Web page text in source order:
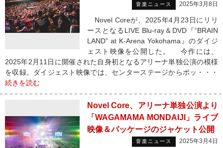
音楽ニュース 2025年3月8日
Novel Coreが、2025年4月23日にリリ
ースとなるLIVE Blu-ray＆DVD『“BRAIN
LAND” at K-Arena Yokohama』のダイジ
ェスト映像を公開した。 今作には、
2025年2月11日に開催された自身初となるアリーナ単独公演の模様
を収録。ダイジェスト映像では、センターステージからポッ・・・
続きを読む
Novel Core、アリーナ単独公演より
「WAGAMAMA MONDAIJI」ライブ
映像＆パッケージのジャケット公開
音楽ニュース 2025年3月4日